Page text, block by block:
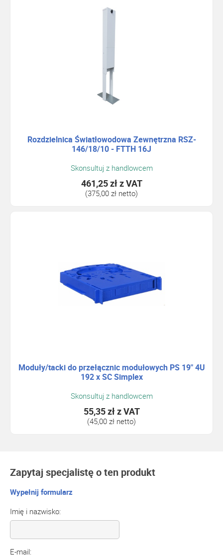
Rozdzielnica Światłowodowa Zewnętrzna RSZ-
146/18/10 - FTTH 16J
Skonsultuj z handlowcem
461,25 złz VAT
(375,00 zł netto)
Moduły/tacki do przełącznic modułowych PS 19" 4U
192 x SC Simplex
Skonsultuj z handlowcem
55,35 złz VAT
(45,00 zł netto)
Zapytaj specjalistę o ten produkt
Wypełnij formularz
Imię i nazwisko:
E-mail: